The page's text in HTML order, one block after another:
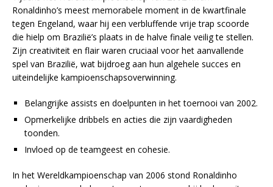
Ronaldinho’s meest memorabele moment in de kwartfinale
tegen Engeland, waar hij een verbluffende vrije trap scoorde
die hielp om Brazilië’s plaats in de halve finale veilig te stellen.
Zijn creativiteit en flair waren cruciaal voor het aanvallende
spel van Brazilië, wat bijdroeg aan hun algehele succes en
uiteindelijke kampioenschapsoverwinning.
Belangrijke assists en doelpunten in het toernooi van 2002.
Opmerkelijke dribbels en acties die zijn vaardigheden
toonden.
Invloed op de teamgeest en cohesie.
In het Wereldkampioenschap van 2006 stond Ronaldinho